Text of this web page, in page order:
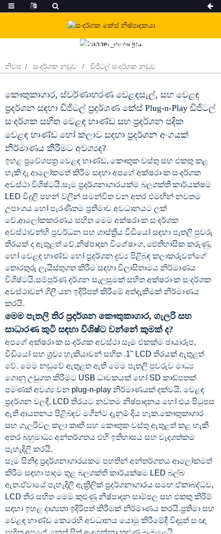
අපගේ නිෂ්පාදන
නිවස සංදර්ශක නඩුව ඩිජිටල් සංදර්ශක නඩුව
කෞතුකාගාර, ස්වර්ණාභරණ වෙළඳසැල්, සහ වෙළඳ
ප්‍රදර්ශන සඳහා ඩිජිටල් ප්‍රදර්ශණ කේස් Plug-n-Play ඩිජිටල්
සංදර්ශක සහිත වෙළඳ භාණ්ඩ සහ ප්‍රදර්ශන පදික
වෙළඳ භාණ්ඩ හෝ කලාව සඳහා ප්‍රදර්ශන අංගයක්
නිර්මාණය කිරීමට අවශ්‍යද?
ඉහළ ප්‍රවේශපත්‍ර වෙළඳ භාණ්ඩ, කෞතුක වස්තු සහ එකතු කළ
හැකි දෑ ආලෝකමත් කිරීම සඳහා අපගේ අක්ෂරාංක සංදර්ශක
අවස්ථා විශිෂ්ටයි.සෑම ප්‍රදර්ශනාගාරයක්ම බලශක්ති කාර්යක්ෂම
LED විදුලි පහන් වලින් සමන්විත වන අතර එමඟින් නවතම
උපාංගය හෝ පැරණිතම ප්‍රතිමාව අවධානයට ලක්
වේ.ආලෝකකරණය සහිත මෙම අක්ෂරාංක සංදර්ශක
අවස්ථාවන්හි ප්‍රවර්ධන සහ ශාස්ත්‍රීය වීඩියෝ සඳහා පැතලි පුවරු
තිරයක් ද ඇතුළත් වේ.නිෂ්පාදන විශේෂාංග, ඓතිහාසික කරුණු,
හෝ වෙළඳ භාණ්ඩ හෝ ප්‍රදර්ශන ද්‍රව්‍ය පිළිබඳ කලාකරුවන්ගේ
තොරතුරු ලැයිස්තුගත කිරීම සඳහා විලාසිතාමය නිර්මාණය
විශිෂ්ටයි.සම්පූර්ණ දර්ශන සැලසුමක් සහිත අක්ෂරාංක සංදර්ශක
අවස්ථාවන් ගිලී යන ඉදිරිපත් කිරීමේ අත්දැකීමක් නිර්මාණය
කරයි.
මෙම පැතලි තිර ප්‍රදර්ශන කෞතුකාගාර, ගැලරි සහ
සාධාරණ කුටි සඳහා විශිෂ්ට වන්නේ කුමක් ද?
අපගේ අක්ෂරාංක සංදර්ශක අවස්ථා සෑම එකක්ම ඡායාරූප,
වීඩියෝ සහ ශ්‍රව්‍ය හැකියාවන් සහිත .1" LCD තිරයක් ඇතුළත්
වේ. මෙම නඩුවේ ඇතුළත ඇති මෙම පැතලි පුවරුව මාධ්‍ය
ගොනු උඩුගත කිරීමට USB ධාවකයක් හෝ SD කාඩ්පතක්
පමණක් අවශ්‍ය වන plug-n-play නිර්මාණයක් දක්වයි. වෙළඳ
ප්‍රදර්ශන වලදී, LCD තිරයට නවතම නිෂ්පාදනය හෝ එය පිටුපස
ඇති ආයතනය පිළිබඳව මගීන්ට දැනුම් දිය හැක.කෞතුකාගාර
සහ ගැලරිවල කලා කෘති සහ කෞතුක වස්තු ඇතුළත් කළ හැකි
අතර බහුමාධ්‍ය අන්තර්ගතය එහි ඉතිහාසය සහ වැදගත්කම
පැහැදිලි කරයි.
සෑම සිනිඳු ප්‍රදර්ශනාගාරයකම පහතින් අන්තර්ගතය ආලෝකමත්
කිරීම සඳහා පාදම තුළ බලශක්ති කාර්යක්ෂම LED බල්බ
ඇත.ඒවායේ පැහැදිලි ඇක්‍රිලික් ප්‍රදර්ශනාගාරය සමඟ ඒකාබද්ධව,
LCD තිර සහිත මෙම කුළුණු නිෂ්පාදන සාම්පල සහ එකතු කිරීම්
සඳහා ඉහළ දෘශ්‍යතා ඉදිරිපත් කිරීමක් නිර්මාණය කරයි.ප්‍රතිමා සහ
වෙළඳ භාණ්ඩ කෙරෙහි අවධානය යොමු කිරීමේදී විද්‍යුත් සංඥා
සහිත අපගේ නෙත් සිත් ඇදගන්නා කුළුණු බැබළෙයි.